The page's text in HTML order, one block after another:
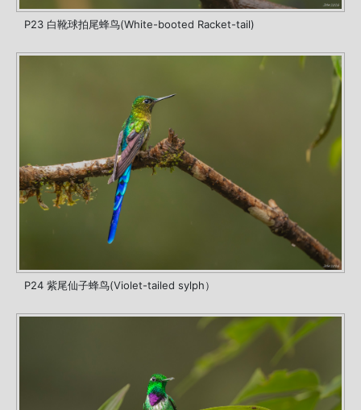
P23 白靴球拍尾蜂鸟(White-booted Racket-tail)
P24 紫尾仙子蜂鸟(Violet-tailed sylph）